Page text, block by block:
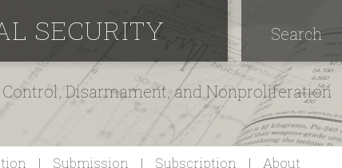
SECURITY
Disarmament, and Nonproliferation
Search
Submission Subscription About